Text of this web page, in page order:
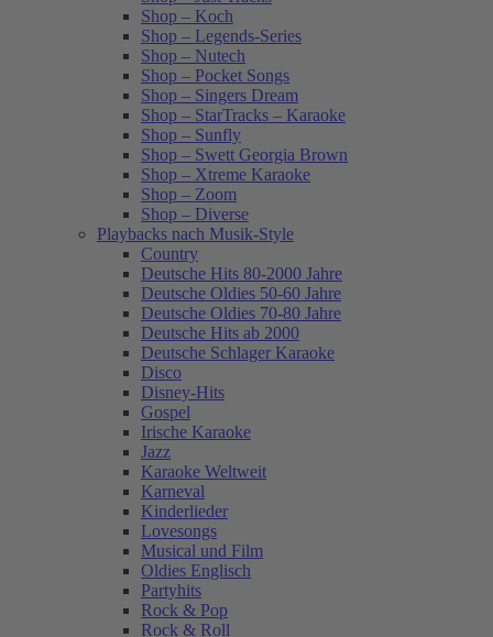
Shop – Koch
Shop – Legends-Series
Shop – Nutech
Shop – Pocket Songs
Shop – Singers Dream
Shop – StarTracks – Karaoke
Shop – Sunfly
Shop – Swett Georgia Brown
Shop – Xtreme Karaoke
Shop – Zoom
Shop – Diverse
Playbacks nach Musik-Style
Country
Deutsche Hits 80-2000 Jahre
Deutsche Oldies 50-60 Jahre
Deutsche Oldies 70-80 Jahre
Deutsche Hits ab 2000
Deutsche Schlager Karaoke
Disco
Disney-Hits
Gospel
Irische Karaoke
Jazz
Karaoke Weltweit
Karneval
Kinderlieder
Lovesongs
Musical und Film
Oldies Englisch
Partyhits
Rock & Pop
Rock & Roll